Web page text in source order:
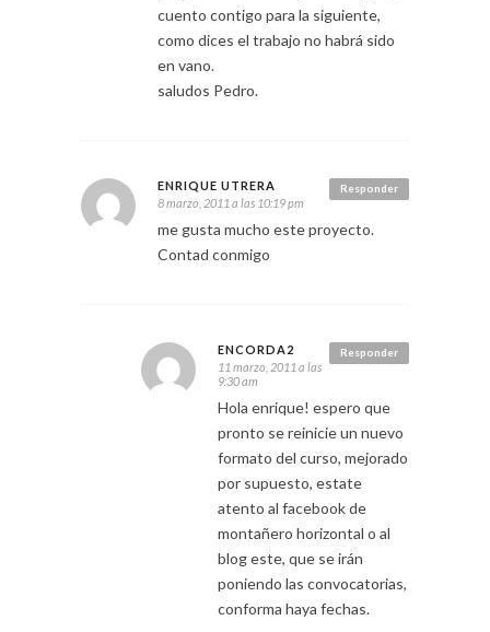
cuento contigo para la siguiente,
como dices el trabajo no habrá sido
en vano.
saludos Pedro.
Responder
ENRIQUE UTRERA
8 marzo, 2011 a las 10:19 pm
me gusta mucho este proyecto.
Contad conmigo
Responder
ENCORDA2
11 marzo, 2011 a las
9:30 am
Hola enrique! espero que
pronto se reinicie un nuevo
formato del curso, mejorado
por supuesto, estate
atento al facebook de
montañero horizontal o al
blog este, que se irán
poniendo las convocatorias,
conforma haya fechas.